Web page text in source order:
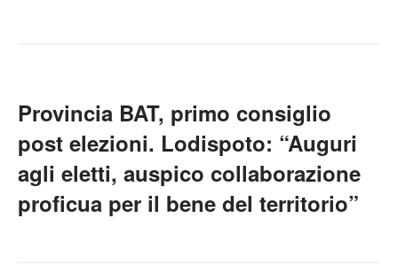
Provincia BAT, primo consiglio
post elezioni. Lodispoto: “Auguri
agli eletti, auspico collaborazione
proficua per il bene del territorio”